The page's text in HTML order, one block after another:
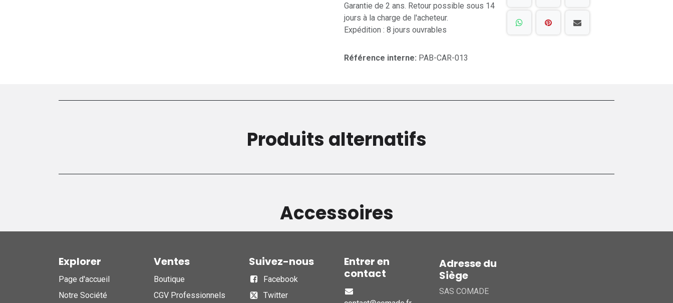
Garantie de 2 ans. Retour possible sous 14
jours à la charge de l'acheteur.
Expédition : 8 jours ouvrables
Référence interne: PAB-CAR-013
Produits alternatifs
Accessoires
Explorer
Page d'accueil
Notre Société
Ventes
Boutique
CGV Professionnels
Suivez-nous
Facebook
Twitter
Entrer en
contact
Adresse du
Siège
SAS COMADE